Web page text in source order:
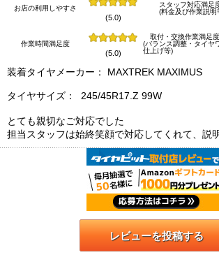
お店の利用しやすさ
(5.0)
スタッフ対応満足
(料金及び作業説明
作業時間満足度
(5.0)
取付・交換作業満足度
(バランス調整・タイヤ
仕上げ等)
装着タイヤメーカー： MAXTREK MAXIMUS
タイヤサイズ： 245/45R17.Z 99W
とても親切なご対応でした
担当スタッフは始終笑顔で対応してくれて、説
レビューを投稿する